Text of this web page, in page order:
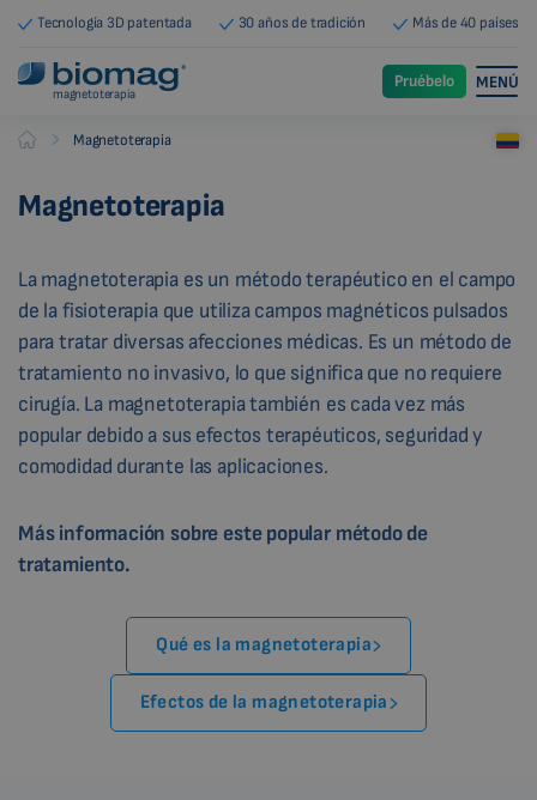
Tecnología 3D patentada 30 años de tradición Más de 40 países
magnetoterapia
Pruébelo MENÚ
Biomag Magnetoterapia
Magnetoterapia
La magnetoterapia es un método terapéutico en el campo
de la fisioterapia que utiliza campos magnéticos pulsados
para tratar diversas afecciones médicas. Es un método de
tratamiento no invasivo, lo que significa que no requiere
cirugía. La magnetoterapia también es cada vez más
popular debido a sus efectos terapéuticos, seguridad y
comodidad durante las aplicaciones.
Más información sobre este popular método de
tratamiento.
Qué es la magnetoterapia
Efectos de la magnetoterapia